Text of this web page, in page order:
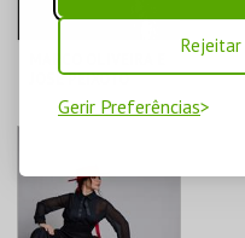
Gerir Preferências
JOSÉ PEIXOTO
MAIS INFO